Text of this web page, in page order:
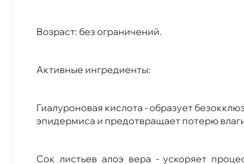
Возраст: без ограничений.
Активные ингредиенты:
Гиалуроновая кислота - образует
эпидермиса и предотвращает потерю
Сок листьев алоэ вера - ускоряет